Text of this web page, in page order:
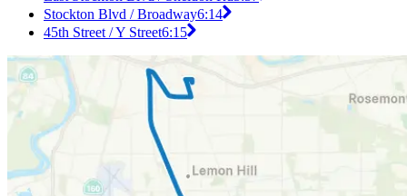
Stockton Blvd / Broadway6:14
45th Street / Y Street6:15